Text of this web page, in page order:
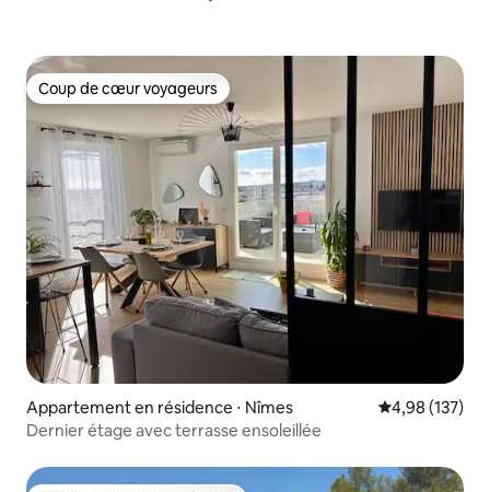
Coup de cœur voyageurs
Coup de cœur voyageurs
Appartement en résidence ⋅ Nîmes Évaluation
4,98 (137)
Dernier étage avec terrasse ensoleillée